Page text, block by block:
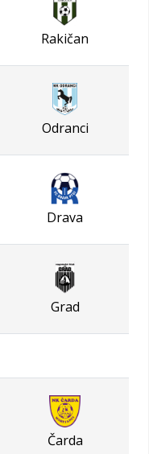
Rakičan
Odranci
Drava
Grad
Čarda